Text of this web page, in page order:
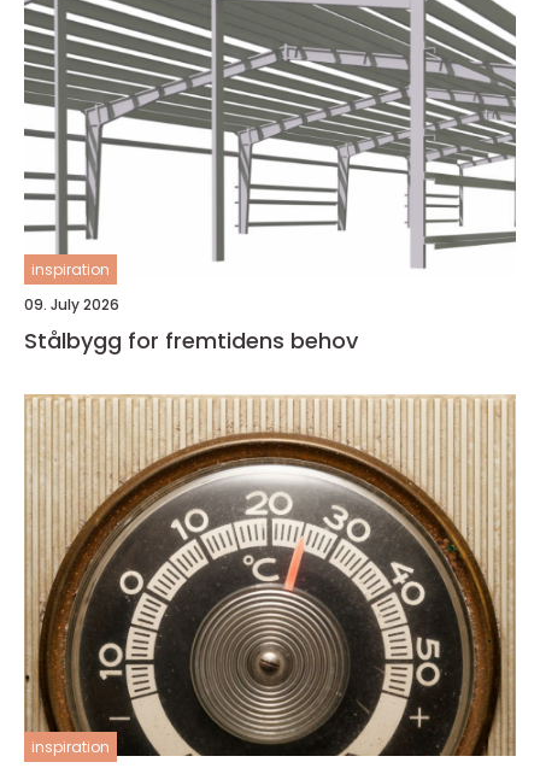
inspiration
09. July 2026
Stålbygg for fremtidens behov
inspiration